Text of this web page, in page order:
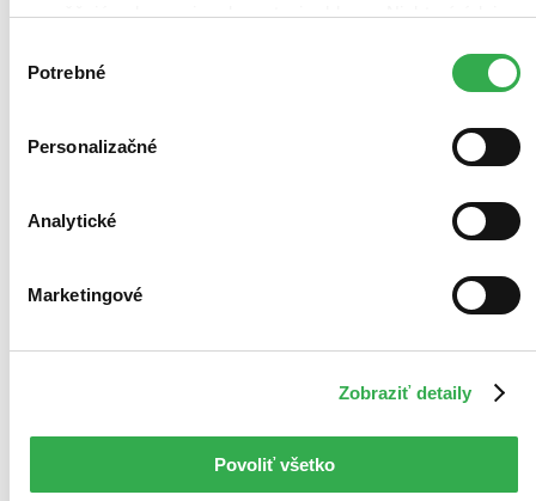
umožňujú zobrazenie relevantnej reklamy. Niektoré údaje
keby sme mohli používať všetky tieto cookies. Ďakujeme!
súhlasu
Potrebné
Personalizačné
Analytické
Marketingové
Zobraziť detaily
Povoliť všetko